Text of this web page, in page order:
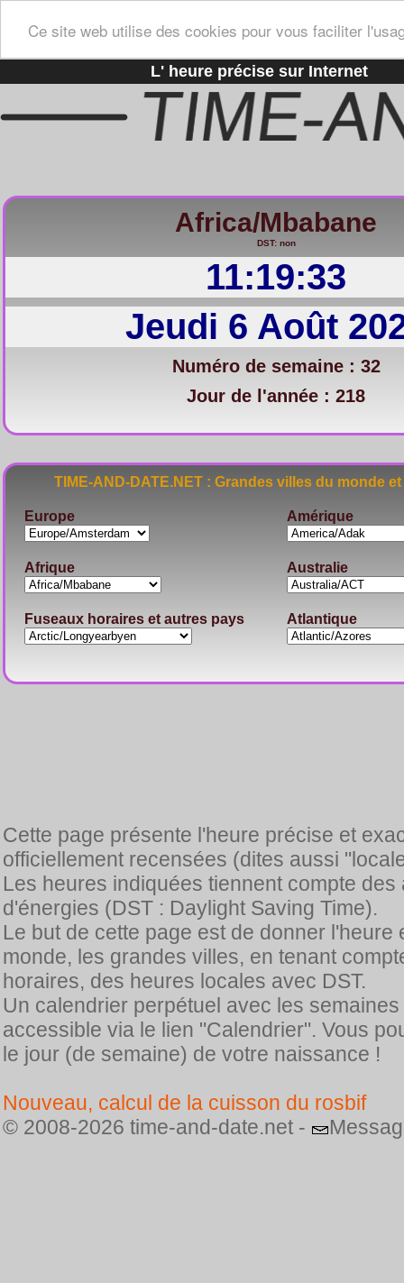
Ce site web utilise des cookies pour vous faciliter
L' heure précise sur Internet
Africa/Mbabane
DST: non
11:19:34
Jeudi 6 Août
Numéro de semaine : 32
Jour de l'année : 218
TIME-AND-DATE.NET : Grandes villes du
Europe Amérique
Afrique Australie
Fuseaux horaires et autres pays Atlantique
Cette page présente l'heure précise et
officiellement recensées (dites aussi
Les heures indiquées tiennent compte
d'énergies (DST : Daylight Saving Time).
Le but de cette page est de donner
monde, les grandes villes, en tenant
horaires, des heures locales avec DST.
Un calendrier perpétuel avec les
accessible via le lien "Calendrier". Vous
le jour (de semaine) de votre naissance !
Nouveau, calcul de la cuisson du rosbif
© 2008-2026 time-and-date.net -